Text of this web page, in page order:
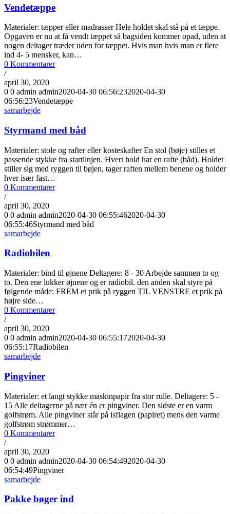
Vendetæppe
Materialer: tæpper eller madrasser Hele holdet skal stå på et tæppe.
Opgaven er nu at få vendt tæppet så bagsiden kommer opad, uden at
nogen deltager træder uden for tæppet. Hvis man hvis man er flere
ind 4- 5 mensker, kan…
0 Kommentarer
/
april 30, 2020
0 0 admin admin2020-04-30 06:56:232020-04-30
06:56:23Vendetæppe
samarbejde
Styrmand med båd
Materialer: stole og rafter eller kosteskafter En stol (bøje) stilles et
passende stykke fra startlinjen. Hvert hold har en rafte (båd). Holdet
stiller sig med ryggen til bøjen, tager raften mellem benene og holder
hver især fast…
0 Kommentarer
/
april 30, 2020
0 0 admin admin2020-04-30 06:55:462020-04-30
06:55:46Styrmand med båd
samarbejde
Radiobilen
Materialer: bind til øjnene Deltagere: 8 - 30 Arbejde sammen to og
to. Den ene lukker øjnene og er radiobil. den anden skal styre på
følgende måde: FREM et prik på ryggen TIL VENSTRE et prik på
højre side…
0 Kommentarer
/
april 30, 2020
0 0 admin admin2020-04-30 06:55:172020-04-30
06:55:17Radiobilen
samarbejde
Pingviner
Materialer: et langt stykke maskinpapir fra stor rulle. Deltagere: 5 -
15 Alle deltagerne på nær én er pingviner. Den sidste er en varm
golfstrøm. Alle pingviner står på isflagen (papiret) mens den varme
golfstrøm strømmer…
0 Kommentarer
/
april 30, 2020
0 0 admin admin2020-04-30 06:54:492020-04-30
06:54:49Pingviner
samarbejde
Pakke bøger ind